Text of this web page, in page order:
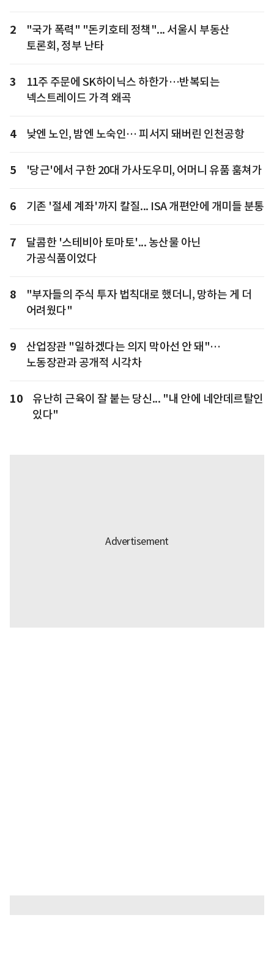
2
"국가 폭력" "돈키호테 정책"... 서울시 부동산
토론회, 정부 난타
3
11주 주문에 SK하이닉스 하한가…반복되는
넥스트레이드 가격 왜곡
4 낮엔 노인, 밤엔 노숙인… 피서지 돼버린 인천공항
5 '당근'에서 구한 20대 가사도우미, 어머니 유품 훔쳐가
6 기존 '절세 계좌'까지 칼질... ISA 개편안에 개미들 분통
7
달콤한 '스테비아 토마토'... 농산물 아닌
가공식품이었다
8
"부자들의 주식 투자 법칙대로 했더니, 망하는 게 더
어려웠다"
9
산업장관 "일하겠다는 의지 막아선 안 돼"…
노동장관과 공개적 시각차
10
유난히 근육이 잘 붙는 당신... "내 안에 네안데르탈인
있다"